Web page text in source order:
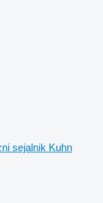
sejalnik Kuhn